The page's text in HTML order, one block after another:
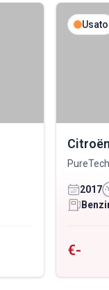
Usato
2017
€-